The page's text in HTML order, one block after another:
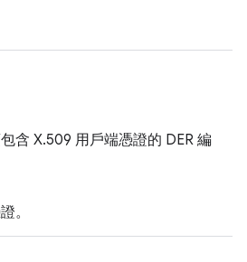
含 X.509 用戶端憑證的 DER 編
。